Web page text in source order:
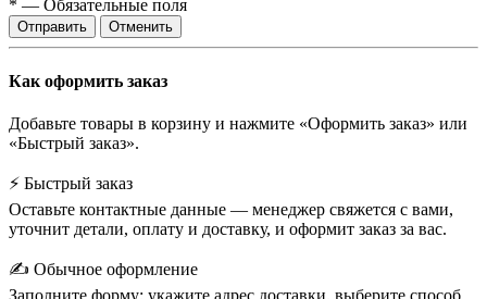
* — Обязательные поля
Отправить Отменить
Как оформить заказ
Добавьте товары в корзину и нажмите «Оформить заказ» или
«Быстрый заказ».
⚡ Быстрый заказ
Оставьте контактные данные — менеджер свяжется с вами,
уточнит детали, оплату и доставку, и оформит заказ за вас.
✍️ Обычное оформление